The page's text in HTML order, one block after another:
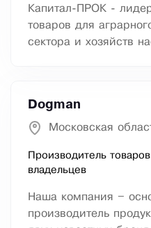
Капитал-ПРОК -
товаров для
сектора и хозяйств
Dogman
Московская
Производитель
владельцев
Наша компания –
производитель